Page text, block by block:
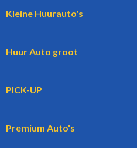
Kleine Huurauto's
Huur Auto groot
PICK-UP
Premium Auto's